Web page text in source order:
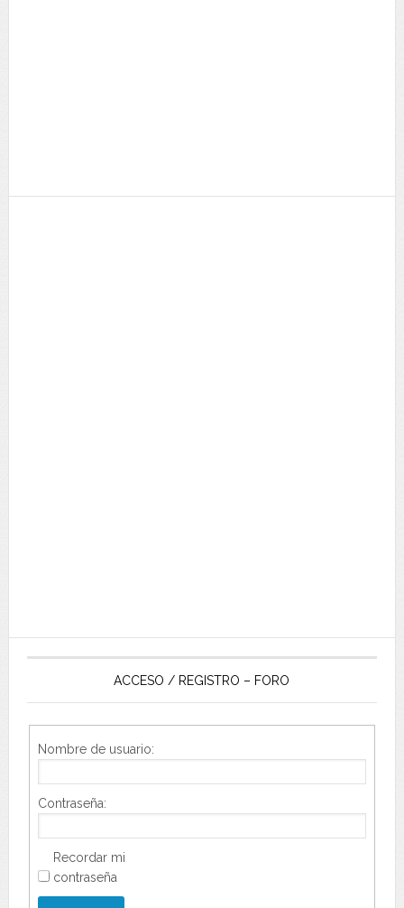
ACCESO / REGISTRO – FORO
Nombre de usuario:
Contraseña:
Recordar mi
contraseña